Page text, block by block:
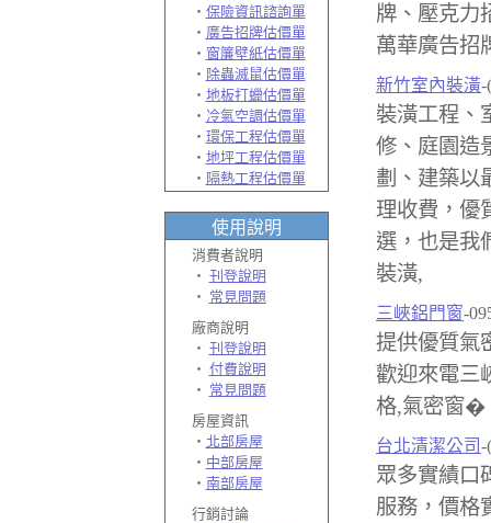
‧ 保險資訊諮詢單
‧ 廣告招牌估價單
‧ 窗簾壁紙估價單
‧ 除蟲滅鼠估價單
‧ 地板打蠟估價單
‧ 冷氣空調估價單
‧ 環保工程估價單
‧ 地坪工程估價單
‧ 隔熱工程估價單
使用說明
消費者說明
‧ 刊登說明
‧ 常見問題
廠商說明
‧ 刊登說明
‧ 付費說明
‧ 常見問題
房屋資訊
‧ 北部房屋
‧ 中部房屋
‧ 南部房屋
行銷討論
牌、壓克力
萬華廣告招
新竹室內裝潢-
裝潢工程、
修、庭園造
劃、建築以
理收費，優
選，也是我
裝潢,
三峽鋁門窗-
提供優質氣
歡迎來電三
格,氣密窗�
台北清潔公司 -
眾多實績口
服務，價格